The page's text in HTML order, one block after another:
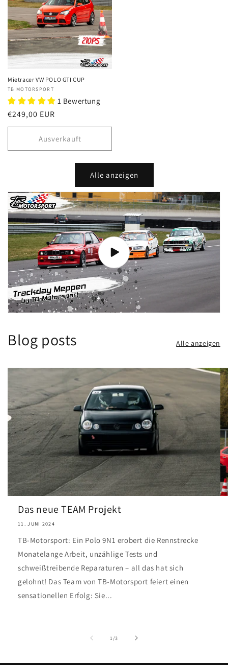
Mietracer VW POLO GTI CUP
Anbieter:
TB MOTORSPORT
1 Bewertung
Normaler
Preis
€249,00 EUR
Ausverkauft
Alle anzeigen
Blog posts Alle anzeigen
Das neue TEAM Projekt
11. JUNI 2024
TB-Motorsport: Ein Polo 9N1 erobert die Rennstrecke
Monatelange Arbeit, unzählige Tests und
schweißtreibende Reparaturen – all das hat sich
gelohnt! Das Team von TB-Motorsport feiert einen
sensationellen Erfolg: Sie...
1/von
3